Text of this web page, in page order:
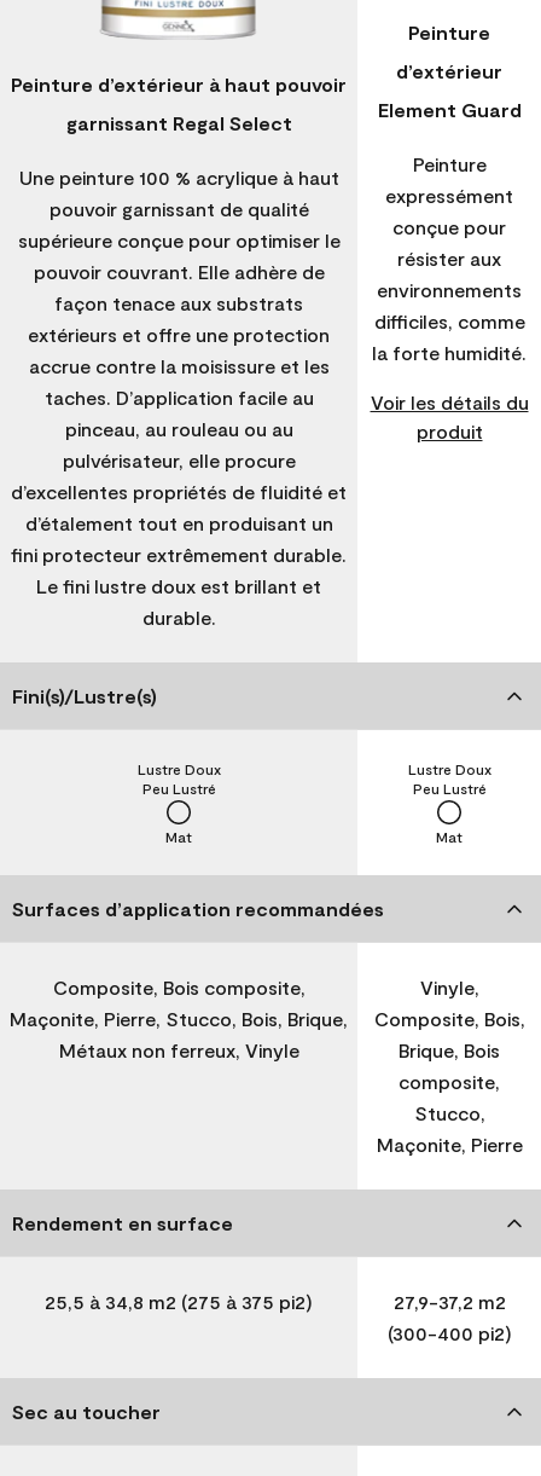
Peinture d’extérieur à haut pouvoir
garnissant Regal Select
Une peinture 100 % acrylique à haut
pouvoir garnissant de qualité
supérieure conçue pour optimiser le
pouvoir couvrant. Elle adhère de
façon tenace aux substrats
extérieurs et offre une protection
accrue contre la moisissure et les
taches. D’application facile au
pinceau, au rouleau ou au
pulvérisateur, elle procure
d’excellentes propriétés de fluidité et
d’étalement tout en produisant un
fini protecteur extrêmement durable.
Le fini lustre doux est brillant et
durable.
Peinture
d’extérieur
Element Guard
Peinture
expressément
conçue pour
résister aux
environnements
difficiles, comme
la forte humidité.
Voir les détails du
produit
Fini(s)/Lustre(s)
Mat
Peu Lustré
Lustre Doux
Mat
Peu Lustré
Lustre Doux
Surfaces d’application recommandées
Composite, Bois composite,
Maçonite, Pierre, Stucco, Bois, Brique,
Métaux non ferreux, Vinyle
Vinyle,
Composite, Bois,
Brique, Bois
composite,
Stucco,
Maçonite, Pierre
Rendement en surface
25,5 à 34,8 m2 (275 à 375 pi2)
27,9-37,2 m2
(300-400 pi2)
Sec au toucher